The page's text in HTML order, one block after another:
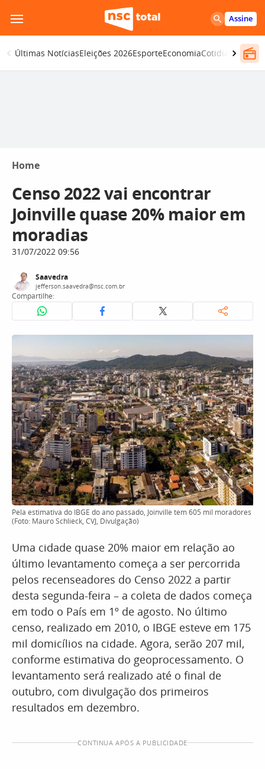
para
o
conteúdo
Assine
Últimas NotíciasEleições 2026EsporteEconomiaCotidiano
Home
Censo 2022 vai encontrar
Joinville quase 20% maior em
moradias
31/07/2022 09:56
Saavedra
jefferson.saavedra@nsc.com.br
Compartilhe:
Pela estimativa do IBGE do ano passado, Joinville tem 605 mil moradores
(Foto: Mauro Schlieck, CVJ, Divulgação)
Uma cidade quase 20% maior em relação ao
último levantamento começa a ser percorrida
pelos recenseadores do Censo 2022 a partir
desta segunda-feira – a coleta de dados começa
em todo o País em 1º de agosto. No último
censo, realizado em 2010, o IBGE esteve em 175
mil domicílios na cidade. Agora, serão 207 mil,
conforme estimativa do geoprocessamento. O
levantamento será realizado até o final de
outubro, com divulgação dos primeiros
resultados em dezembro.
CONTINUA APÓS A PUBLICIDADE